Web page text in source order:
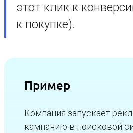
этот клик к
к покупке).
Пример
Компания запускает
кампанию в поисковой